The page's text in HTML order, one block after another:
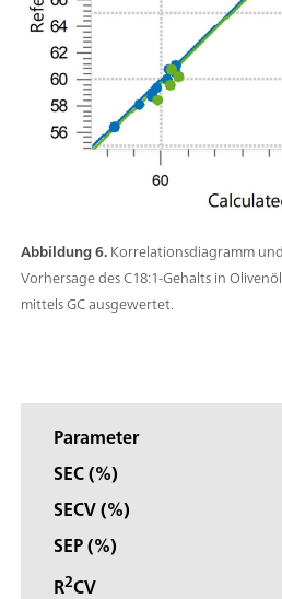
Abbildung 6.Korrelationsdiagramm
Vorhersage des C18:1-Gehalts in
mittels GC ausgewertet.
Parameter
SEC (%)
SECV (%)
SEP (%)
R2CV